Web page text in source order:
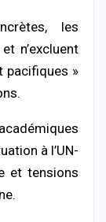
les
n’excluent
pacifiques »
à l’UN-
et tensions